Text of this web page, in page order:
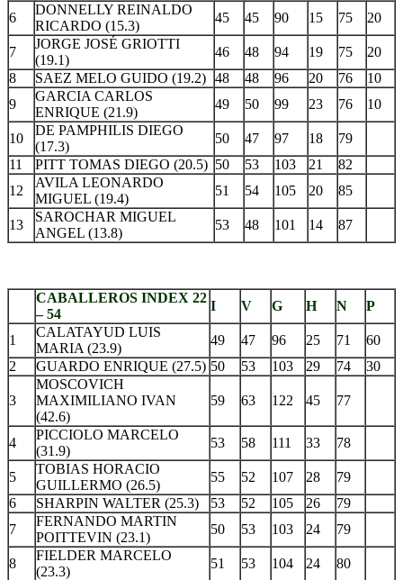
6
DONNELLY REINALDO
RICARDO (15.3)
45 45 90 15 75 20
7
JORGE JOSÉ GRIOTTI
(19.1)
46 48 94 19 75
20
8
SAEZ MELO GUIDO (19.2) 48 48 96 20 76
10
9
GARCIA CARLOS
ENRIQUE (21.9)
49 50 99 23 76 10
10
DE PAMPHILIS DIEGO
(17.3)
50 47 97 18
79
11
PITT TOMAS DIEGO (20.5) 50 53 103 21
82
12
AVILA LEONARDO
MIGUEL (19.4)
51 54 105 20 85
13
SAROCHAR MIGUEL
ANGEL (13.8)
53 48 101 14 87
CABALLEROS INDEX 22
– 54
I V G H N P
1
CALATAYUD LUIS
MARIA (23.9)
49 47 96 25 71
60
2
GUARDO ENRIQUE (27.5) 50 53 103 29 74 30
3
MOSCOVICH
MAXIMILIANO IVAN
(42.6)
59 63 122 45 77
4
PICCIOLO MARCELO
(31.9)
53 58 111 33 78
5
TOBIAS HORACIO
GUILLERMO (26.5)
55 52 107 28
79
6
SHARPIN WALTER (25.3) 53 52 105 26
79
7
FERNANDO MARTIN
POITTEVIN (23.1)
50 53 103 24 79
8
FIELDER MARCELO
(23.3)
51 53 104 24 80